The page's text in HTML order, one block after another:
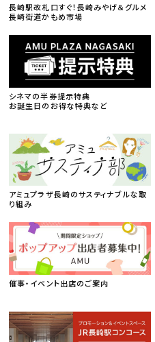
長崎駅改札口すぐ！長崎みやげ＆グルメ
長崎街道かもめ市場
シネマの半券提示特典
お誕生日のお得な特典など
アミュプラザ長崎のサスティナブルな取
り組み
催事・イベント出店のご案内